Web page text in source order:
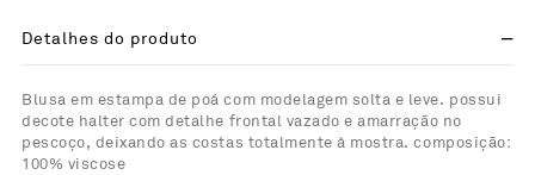
Detalhes do produto
Blusa em estampa de poá com modelagem solta e leve. possui
decote halter com detalhe frontal vazado e amarração no
pescoço, deixando as costas totalmente à mostra. composição:
100% viscose